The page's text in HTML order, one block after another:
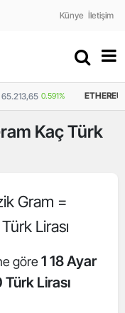
Künye İletişim
ETHEREUM (USDT)
Kaç Türk
Gram =
Türk Lirası
göre 1 18 Ayar
Lirası